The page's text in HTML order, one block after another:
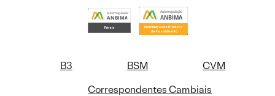
B3 BSM
CVM
Correspondentes Cambiais